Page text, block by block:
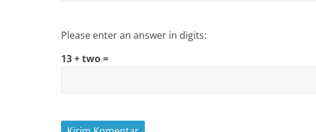
Please enter an answer in digits:
13 + two =